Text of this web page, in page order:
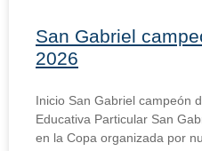
San Gabriel
2026
Inicio San Gabriel campeón
Educativa Particular San
en la Copa organizada por